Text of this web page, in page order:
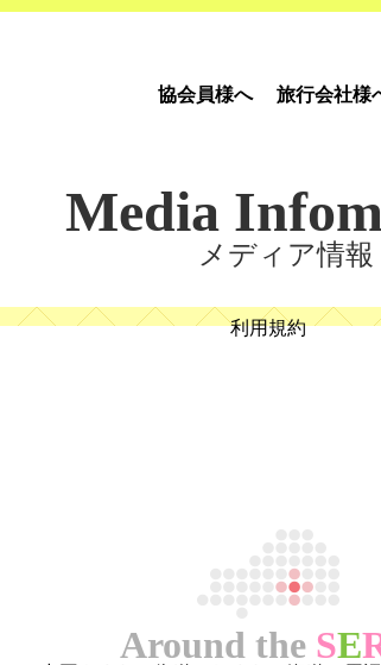
協会員様へ 旅行会社様
Media
メディア情報
利用規約
Around the SE